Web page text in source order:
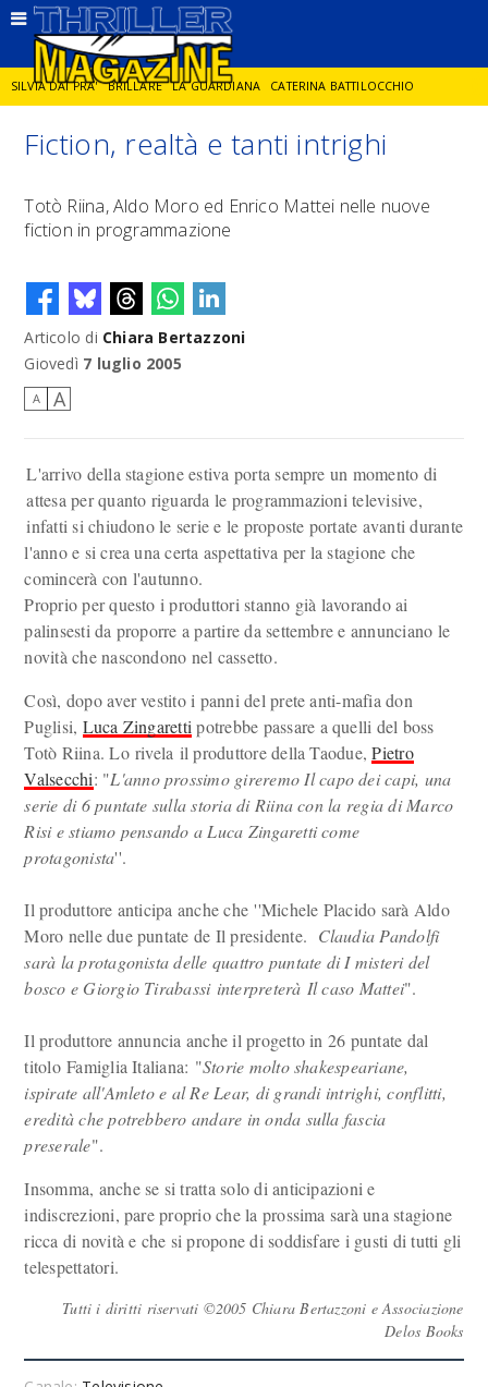
SILVIA DAI PRA' BRILLARE LA GUARDIANA CATERINA BATTILOCCHIO
JORGE DIAZ LA SPIA DELITTO IN CORNICE GIANCARLO DE CATALDO
DIEGO ZANDEL GLI ANNI DI PIETRA
Fiction, realtà e tanti intrighi
Totò Riina, Aldo Moro ed Enrico Mattei nelle nuove
fiction in programmazione
Articolo di Chiara Bertazzoni
Giovedì 7 luglio 2005
A A
L'arrivo della stagione estiva porta sempre un momento di
attesa per quanto riguarda le programmazioni televisive,
infatti si chiudono le serie e le proposte portate avanti durante
l'anno e si crea una certa aspettativa per la stagione che
comincerà con l'autunno.
Proprio per questo i produttori stanno già lavorando ai
palinsesti da proporre a partire da settembre e annunciano le
novità che nascondono nel cassetto.
Così, dopo aver vestito i panni del prete anti-mafia don
Puglisi, Luca Zingaretti potrebbe passare a quelli del boss
Totò Riina. Lo rivela il produttore della Taodue,Pietro
Valsecchi: "L'anno prossimo gireremo Il capo dei capi, una
serie di 6 puntate sulla storia di Riina con la regia di Marco
Risi e stiamo pensando a Luca Zingaretti come
protagonista''.
Il produttore anticipa anche che ''Michele Placido sarà Aldo
Moro nelle due puntate de Il presidente. Claudia Pandolfi
sarà la protagonista delle quattro puntate di I misteri del
bosco e Giorgio Tirabassi interpreterà Il caso Mattei".
Il produttore annuncia anche il progetto in 26 puntate dal
titolo Famiglia Italiana: "Storie molto shakespeariane,
ispirate all'Amleto e al Re Lear, di grandi intrighi, conflitti,
eredità che potrebbero andare in onda sulla fascia
preserale".
Insomma, anche se si tratta solo di anticipazioni e
indiscrezioni, pare proprio che la prossima sarà una stagione
ricca di novità e che si propone di soddisfare i gusti di tutti gli
telespettatori.
Tutti i diritti riservati ©2005 Chiara Bertazzoni e Associazione
Delos Books